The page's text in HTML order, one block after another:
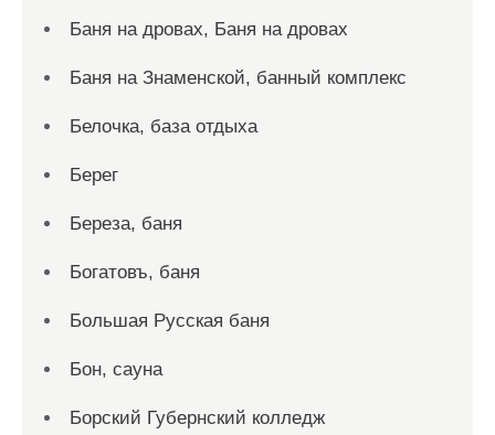
Баня на дровах, Баня на дровах
Баня на Знаменской, банный комплекс
Белочка, база отдыха
Берег
Береза, баня
Богатовъ, баня
Большая Русская баня
Бон, сауна
Борский Губернский колледж